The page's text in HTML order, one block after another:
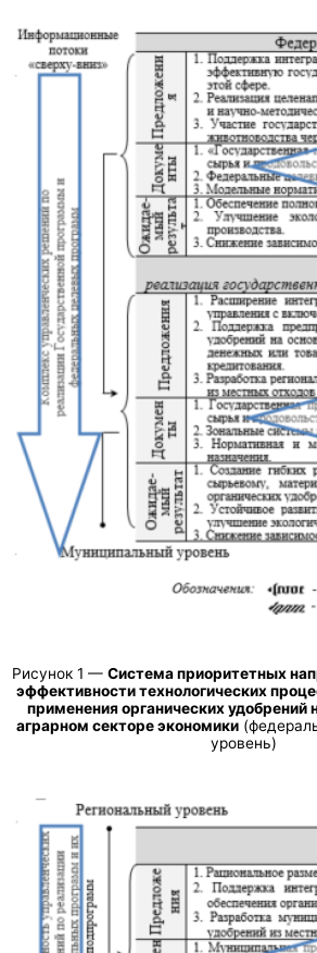
Рисунок 1 — Система приоритетных
эффективности технологических
применения органических удобрений
аграрном секторе экономики
уровень)